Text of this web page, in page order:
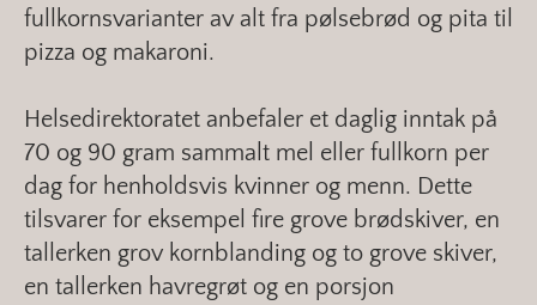
fullkornsvarianter av alt fra pølsebrød og pita til
pizza og makaroni.
Helsedirektoratet anbefaler et daglig inntak på
70 og 90 gram sammalt mel eller fullkorn per
dag for henholdsvis kvinner og menn. Dette
tilsvarer for eksempel fire grove brødskiver, en
tallerken grov kornblanding og to grove skiver,
en tallerken havregrøt og en porsjon